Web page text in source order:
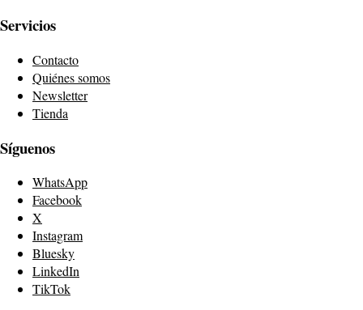
Servicios
Contacto
Quiénes somos
Newsletter
Tienda
Síguenos
WhatsApp
Facebook
X
Instagram
Bluesky
LinkedIn
TikTok